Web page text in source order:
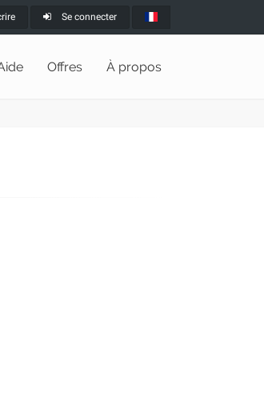
Se connecter
Offres À propos